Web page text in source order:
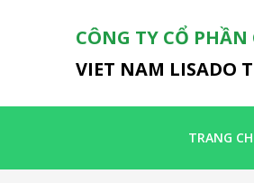
CÔNG TY CỔ
VIET NAM LISADO
TRANG